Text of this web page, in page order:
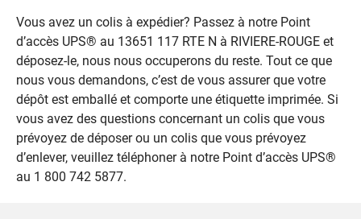
Vous avez un colis à expédier? Passez à notre Point
d’accès UPS® au 13651 117 RTE N à RIVIERE-ROUGE et
déposez-le, nous nous occuperons du reste. Tout ce que
nous vous demandons, c’est de vous assurer que votre
dépôt est emballé et comporte une étiquette imprimée. Si
vous avez des questions concernant un colis que vous
prévoyez de déposer ou un colis que vous prévoyez
d’enlever, veuillez téléphoner à notre Point d’accès UPS®
au 1 800 742 5877.